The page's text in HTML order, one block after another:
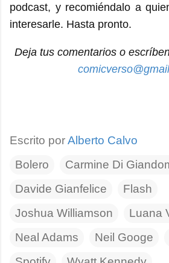
podcast, y recomiéndalo a
interesarle. Hasta pronto.
Deja tus comentarios o
Escrito porAlberto Calvo
Bolero
Carmine Di
Davide Gianfelice
Flash
Joshua Williamson
Luana
Neal Adams
Neil Googe